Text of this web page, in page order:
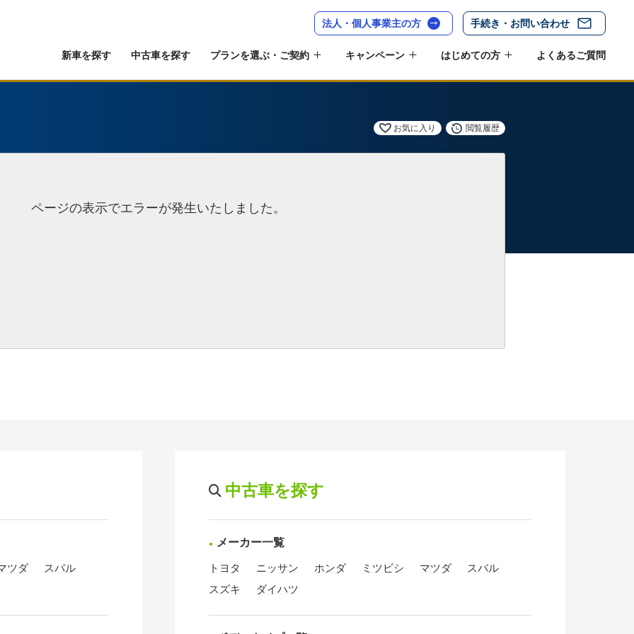
法人・個人事業主の方 手続き・お問い合わせ
新車を探す 中古車を探す プランを選ぶ・ご契約 キャンペーン はじめての方 よくあるご質問
お気に入り 閲覧履歴
ページの表示でエラーが発生いたしました。
ツダ スバル
中古車を探す
メーカー一覧
トヨタ ニッサン ホンダ ミツビシ マツダ
スバル
スズキ
ダイハツ